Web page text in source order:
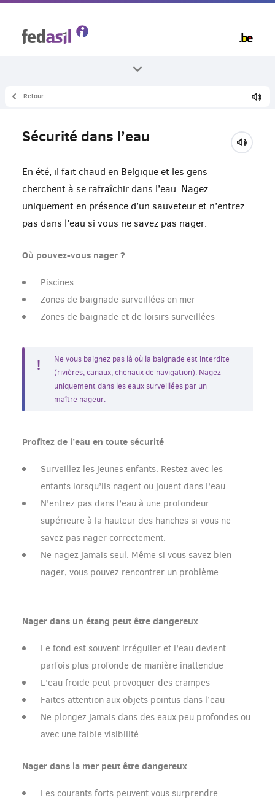
Tous les thèmes
Environnement
Retour
Sécurité dans l’eau
En été, il fait chaud en Belgique et les gens
cherchent à se rafraîchir dans l’eau. Nagez
uniquement en présence d’un sauveteur et n’entrez
pas dans l’eau si vous ne savez pas nager.
Où pouvez-vous nager ?
Piscines
Zones de baignade surveillées en mer
Zones de baignade et de loisirs surveillées
Ne vous baignez pas là où la baignade est interdite
(rivières, canaux, chenaux de navigation). Nagez
uniquement dans les eaux surveillées par un
maître nageur.
Profitez de l’eau en toute sécurité
Surveillez les jeunes enfants. Restez avec les
enfants lorsqu’ils nagent ou jouent dans l’eau.
N’entrez pas dans l’eau à une profondeur
supérieure à la hauteur des hanches si vous ne
savez pas nager correctement.
Ne nagez jamais seul. Même si vous savez bien
nager, vous pouvez rencontrer un problème.
Nager dans un étang peut être dangereux
Le fond est souvent irrégulier et l’eau devient
parfois plus profonde de manière inattendue
L’eau froide peut provoquer des crampes
Faites attention aux objets pointus dans l’eau
Ne plongez jamais dans des eaux peu profondes ou
avec une faible visibilité
Nager dans la mer peut être dangereux
Les courants forts peuvent vous surprendre